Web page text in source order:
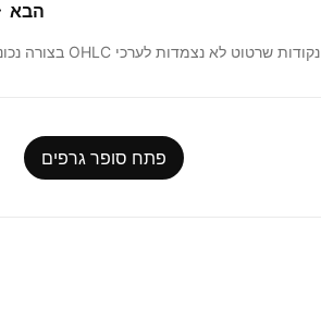
הבא
נקודות שרטוט לא נצמדות לערכי OHLC בצורה נכונה
פתח סופר גרפים